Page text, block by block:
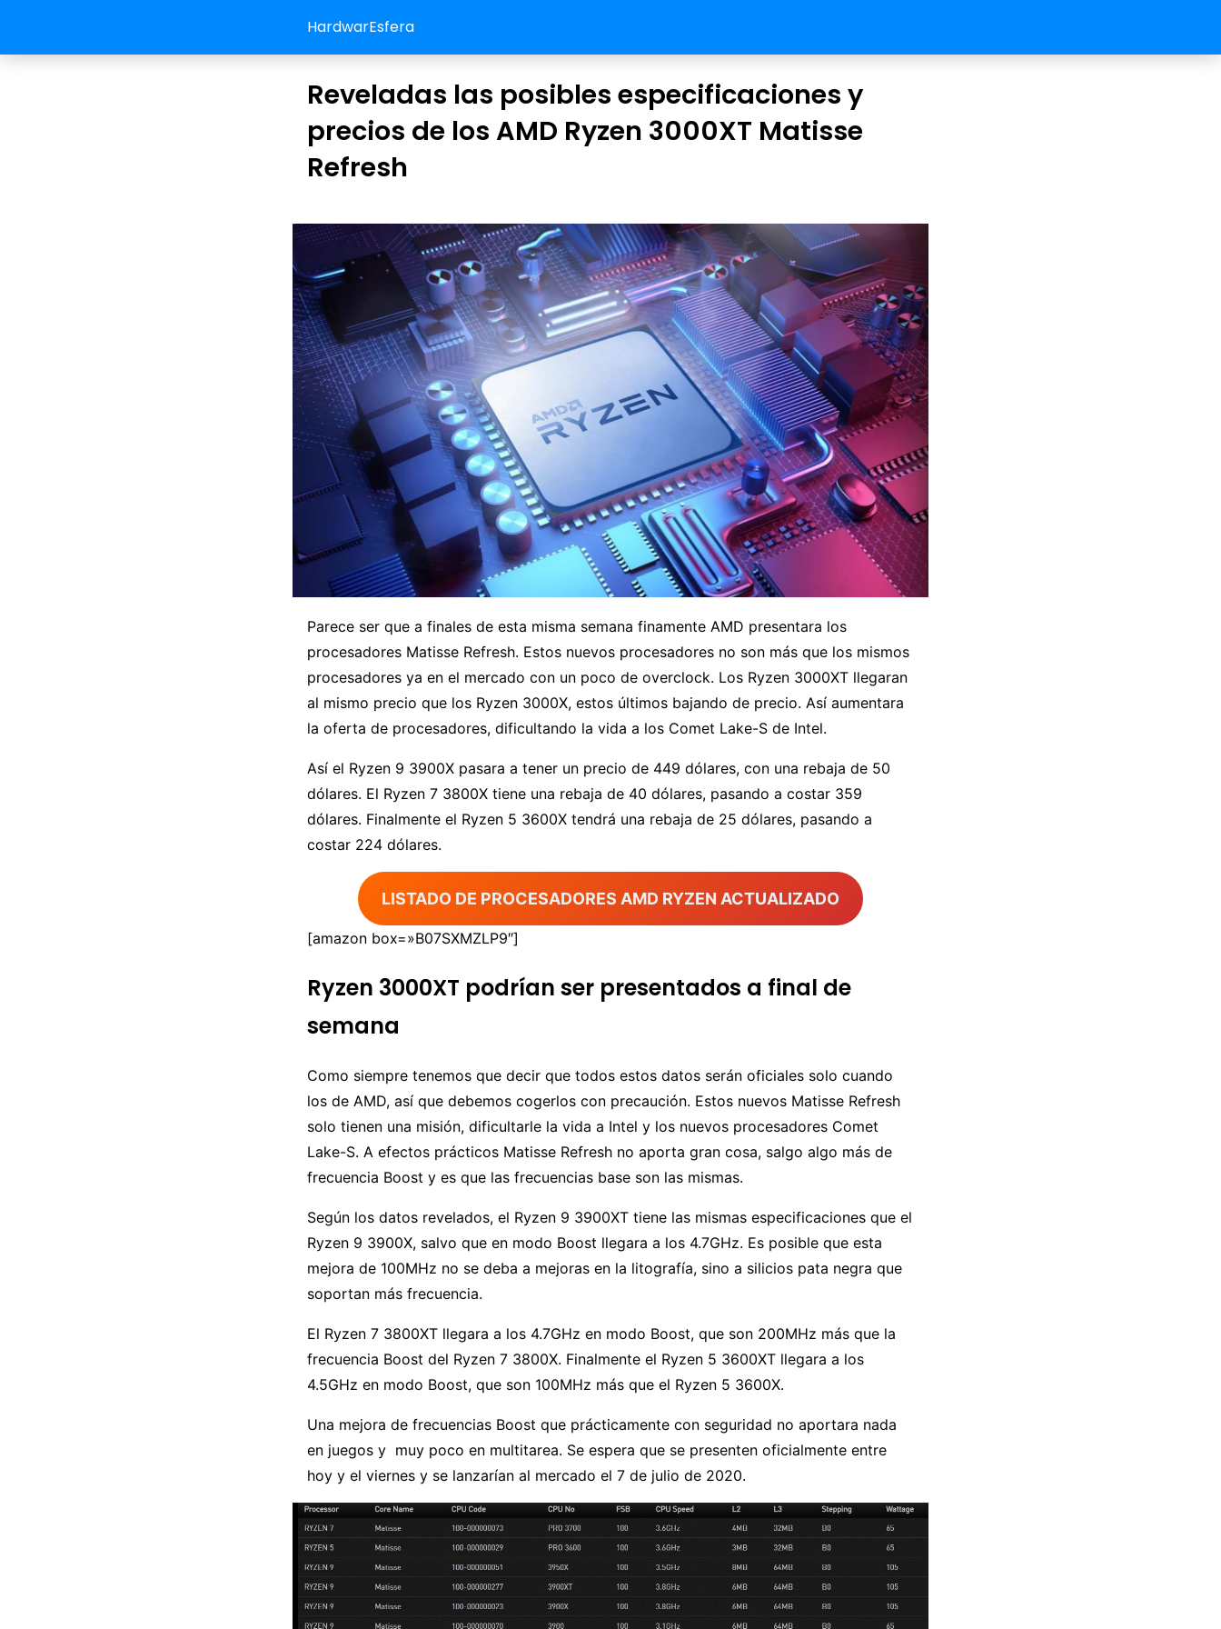
HardwarEsfera
Reveladas las posibles especificaciones y
precios de los AMD Ryzen 3000XT Matisse
Refresh
Parece ser que a finales de esta misma semana finamente AMD presentara los
procesadores Matisse Refresh. Estos nuevos procesadores no son más que los mismos
procesadores ya en el mercado con un poco de overclock. Los Ryzen 3000XT llegaran
al mismo precio que los Ryzen 3000X, estos últimos bajando de precio. Así aumentara
la oferta de procesadores, dificultando la vida a los Comet Lake-S de Intel.
Así el Ryzen 9 3900X pasara a tener un precio de 449 dólares, con una rebaja de 50
dólares. El Ryzen 7 3800X tiene una rebaja de 40 dólares, pasando a costar 359
dólares. Finalmente el Ryzen 5 3600X tendrá una rebaja de 25 dólares, pasando a
costar 224 dólares.
LISTADO DE PROCESADORES AMD RYZEN ACTUALIZADO
[amazon box=»B07SXMZLP9″]
Ryzen 3000XT podrían ser presentados a final de
semana
Como siempre tenemos que decir que todos estos datos serán oficiales solo cuando
los de AMD, así que debemos cogerlos con precaución. Estos nuevos Matisse Refresh
solo tienen una misión, dificultarle la vida a Intel y los nuevos procesadores Comet
Lake-S. A efectos prácticos Matisse Refresh no aporta gran cosa, salgo algo más de
frecuencia Boost y es que las frecuencias base son las mismas.
Según los datos revelados, el Ryzen 9 3900XT tiene las mismas especificaciones que el
Ryzen 9 3900X, salvo que en modo Boost llegara a los 4.7GHz. Es posible que esta
mejora de 100MHz no se deba a mejoras en la litografía, sino a silicios pata negra que
soportan más frecuencia.
El Ryzen 7 3800XT llegara a los 4.7GHz en modo Boost, que son 200MHz más que la
frecuencia Boost del Ryzen 7 3800X. Finalmente el Ryzen 5 3600XT llegara a los
4.5GHz en modo Boost, que son 100MHz más que el Ryzen 5 3600X.
Una mejora de frecuencias Boost que prácticamente con seguridad no aportara nada
en juegos y muy poco en multitarea. Se espera que se presenten oficialmente entre
hoy y el viernes y se lanzarían al mercado el 7 de julio de 2020.